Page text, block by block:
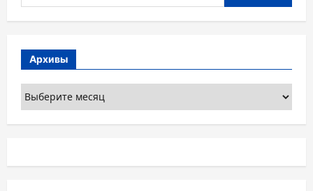
Архивы
Архивы